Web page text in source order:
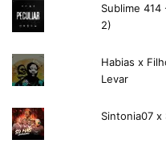
Sublime 414
2)
Habias x
Levar
Sintonia07 x